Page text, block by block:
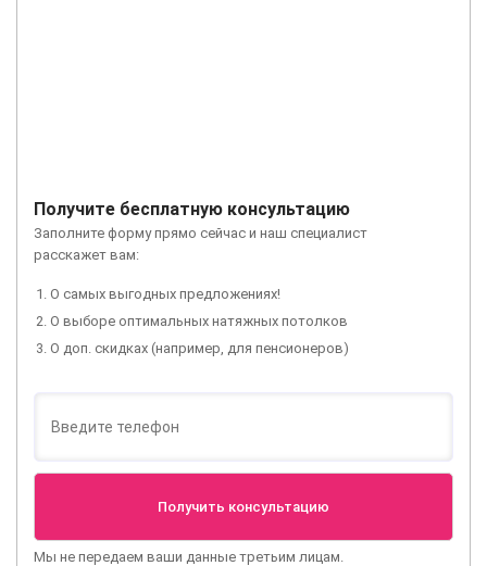
Получите бесплатную консультацию
Заполните форму прямо сейчас и наш специалист
расскажет вам:
О самых выгодных предложениях!
О выборе оптимальных натяжных потолков
О доп. скидках (например, для пенсионеров)
Мы не передаем ваши данные третьим лицам.